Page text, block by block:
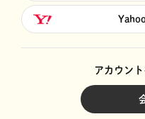
アカウン